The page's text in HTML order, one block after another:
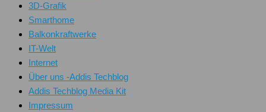
3D-Grafik
Smarthome
Balkonkraftwerke
IT-Welt
Internet
Über uns -Addis Techblog
Addis Techblog Media Kit
Impressum